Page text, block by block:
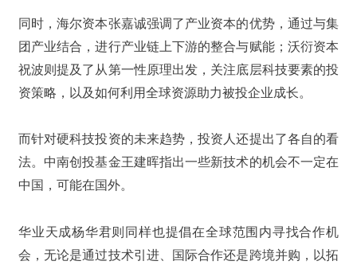
同时，海尔资本张嘉诚强调了产业资本的优势，通过与集
团产业结合，进行产业链上下游的整合与赋能；沃衍资本
祝波则提及了从第一性原理出发，关注底层科技要素的投
资策略，以及如何利用全球资源助力被投企业成长。
而针对硬科技投资的未来趋势，投资人还提出了各自的看
法。中南创投基金王建晖指出一些新技术的机会不一定在
中国，可能在国外。
华业天成杨华君则同样也提倡在全球范围内寻找合作机
会，无论是通过技术引进、国际合作还是跨境并购，以拓